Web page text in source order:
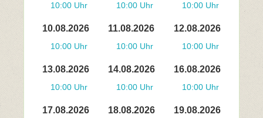
10:00 Uhr 10:00 Uhr 10:00 Uhr
10.08.2026
10:00 Uhr
11.08.2026
10:00 Uhr
12.08.2026
10:00 Uhr
13.08.2026
10:00 Uhr
14.08.2026
10:00 Uhr
16.08.2026
10:00 Uhr
17.08.2026 18.08.2026 19.08.2026